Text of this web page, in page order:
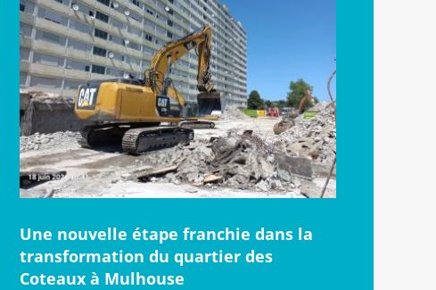
Une nouvelle étape franchie dans la
transformation du quartier des
Coteaux à Mulhouse